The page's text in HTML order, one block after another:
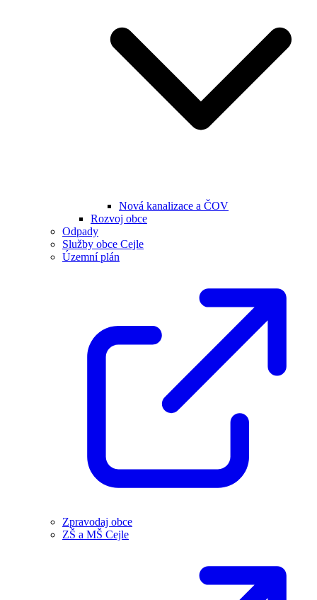
Nová kanalizace a ČOV
Rozvoj obce
Odpady
Služby obce Cejle
Územní plán
Zpravodaj obce
ZŠ a MŠ Cejle